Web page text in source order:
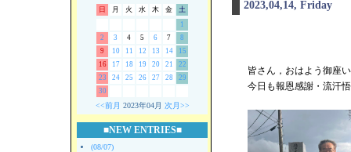
日 月 火 水 木 金
土
1
2
3 4 5 6 7
8
9
10 11 12 13 14
15
16
17 18 19 20 21
22
23
24 25 26 27 28
29
30
<<前月 2023年04月 次月>>
■NEW ENTRIES■
(08/07)
2023,04,14, Friday
皆さん，おはよう御座
今日も報恩感謝・流汗